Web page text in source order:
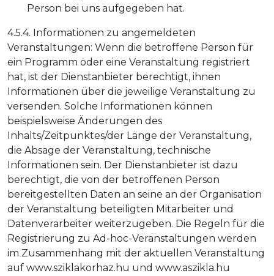
Person bei uns aufgegeben hat.
4.5.4. Informationen zu angemeldeten
Veranstaltungen: Wenn die betroffene Person für
ein Programm oder eine Veranstaltung registriert
hat, ist der Dienstanbieter berechtigt, ihnen
Informationen über die jeweilige Veranstaltung zu
versenden. Solche Informationen können
beispielsweise Änderungen des
Inhalts/Zeitpunktes/der Länge der Veranstaltung,
die Absage der Veranstaltung, technische
Informationen sein. Der Dienstanbieter ist dazu
berechtigt, die von der betroffenen Person
bereitgestellten Daten an seine an der Organisation
der Veranstaltung beteiligten Mitarbeiter und
Datenverarbeiter weiterzugeben. Die Regeln für die
Registrierung zu Ad-hoc-Veranstaltungen werden
im Zusammenhang mit der aktuellen Veranstaltung
auf www.sziklakorhaz.hu und www.aszikla.hu